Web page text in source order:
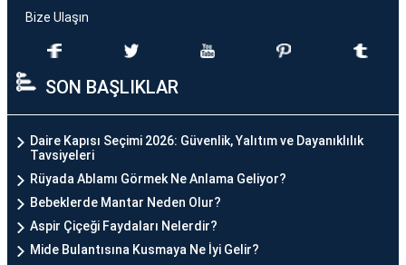
Bize Ulaşın
SON BAŞLIKLAR
Daire Kapısı Seçimi 2026: Güvenlik, Yalıtım ve Dayanıklılık
Tavsiyeleri
Rüyada Ablamı Görmek Ne Anlama Geliyor?
Bebeklerde Mantar Neden Olur?
Aspir Çiçeği Faydaları Nelerdir?
Mide Bulantısına Kusmaya Ne İyi Gelir?